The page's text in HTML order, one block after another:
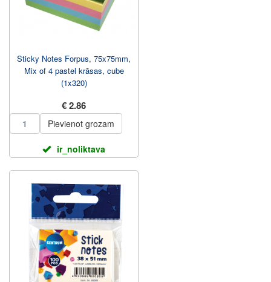
Sticky Notes Forpus, 75x75mm,
Mix of 4 pastel krāsas, cube
(1x320)
€ 2.86
Pievienot grozam
ir_noliktava